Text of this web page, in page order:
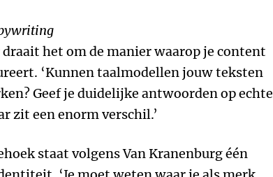
het om de manier waarop je content
‘Kunnen taalmodellen jouw teksten
Geef je duidelijke antwoorden op echte
zit een enorm verschil.’
staat volgens Van Kranenburg één